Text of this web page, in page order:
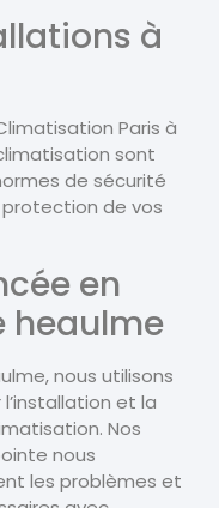
à
Paris à
sont
de sécurité
protection de vos
en
heaulme
nous utilisons
et la
Nos
nous
les problèmes et